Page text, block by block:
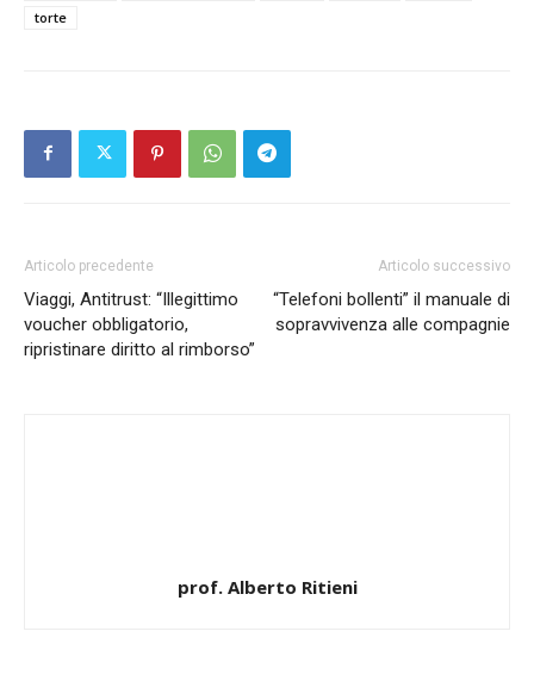
torte
Articolo precedente
Viaggi, Antitrust: “Illegittimo
voucher obbligatorio,
ripristinare diritto al rimborso”
Articolo successivo
“Telefoni bollenti” il manuale di
sopravvivenza alle compagnie
prof. Alberto Ritieni